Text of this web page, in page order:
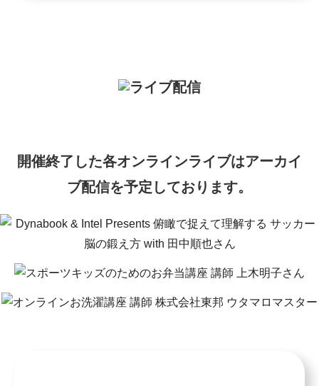
開催終了した各オンラインライブはアーカイ
ブ配信を予定しております。